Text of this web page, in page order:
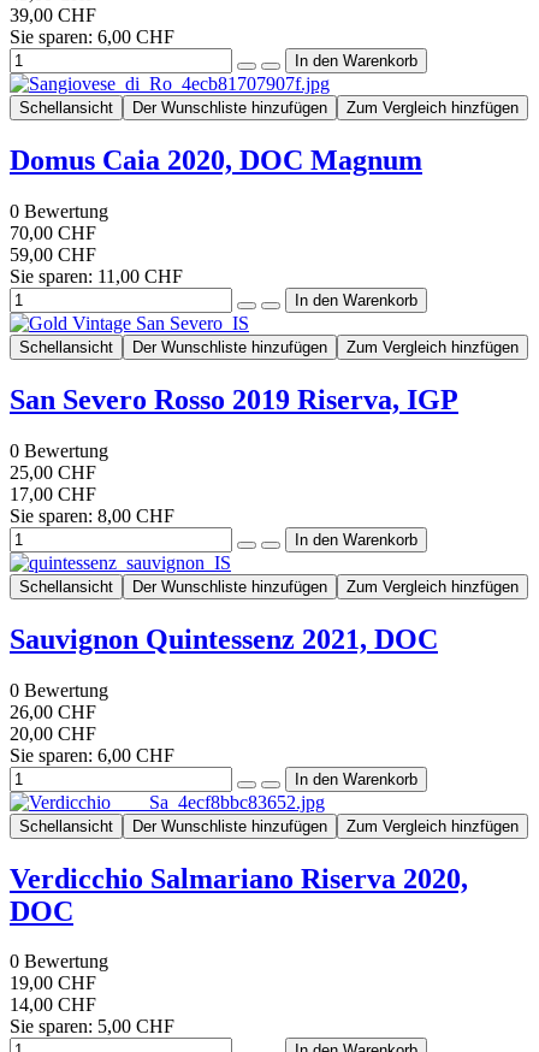
39,00 CHF
Sie sparen: 6,00 CHF
Schellansicht Der Wunschliste hinzufügen Zum Vergleich hinzfügen
Domus Caia 2020, DOC Magnum
0 Bewertung
70,00 CHF
59,00 CHF
Sie sparen: 11,00 CHF
Schellansicht Der Wunschliste hinzufügen Zum Vergleich hinzfügen
San Severo Rosso 2019 Riserva, IGP
0 Bewertung
25,00 CHF
17,00 CHF
Sie sparen: 8,00 CHF
Schellansicht Der Wunschliste hinzufügen Zum Vergleich hinzfügen
Sauvignon Quintessenz 2021, DOC
0 Bewertung
26,00 CHF
20,00 CHF
Sie sparen: 6,00 CHF
Schellansicht Der Wunschliste hinzufügen Zum Vergleich hinzfügen
Verdicchio Salmariano Riserva 2020,
DOC
0 Bewertung
19,00 CHF
14,00 CHF
Sie sparen: 5,00 CHF